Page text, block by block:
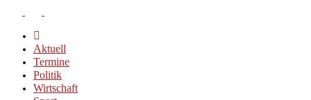
Aktuell
Termine
Politik
Wirtschaft